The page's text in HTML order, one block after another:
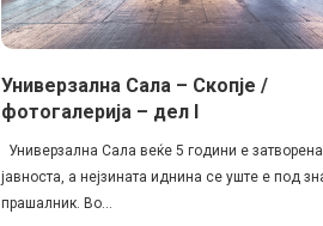
Универзална Сала – Скопје /
фотогалерија – дел I
Универзална Сала веќе 5 години е
јавноста, а нејзината иднина се уште е под
прашалник. Во...